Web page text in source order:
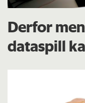
Derfor
dataspill